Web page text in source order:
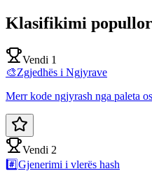
Klasifikimi popullor
Vendi 1
🎨Zgjedhës i Ngjyrave
Merr kode ngjyrash nga paleta
Vendi 2
#️⃣Gjenerimi i vlerës hash